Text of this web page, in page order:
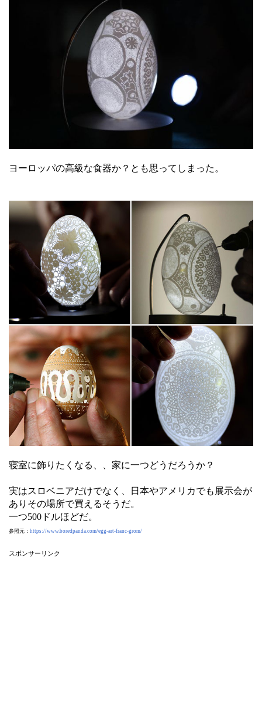
ヨーロッパの高級な食器か？とも思ってしまった。
寝室に飾りたくなる、、家に一つどうだろうか？
実はスロベニアだけでなく、日本やアメリカでも展示会が
ありその場所で買えるそうだ。
一つ500ドルほどだ。
参照元： https://www.boredpanda.com/egg-art-franc-grom/
スポンサーリンク